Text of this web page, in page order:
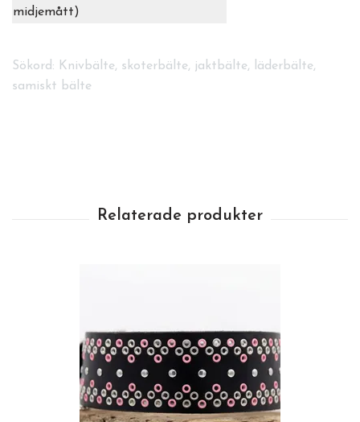
midjemått)
Sökord: Knivbälte, skoterbälte, jaktbälte, läderbälte,
samiskt bälte